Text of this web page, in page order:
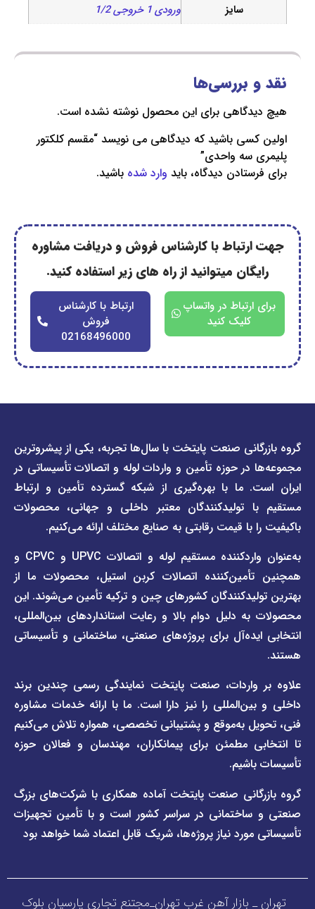
ورودی 1 خروجی 1/2
بررسی‌ها
برای این محصول نوشته نشده است.
باشید که دیدگاهی می نویسد “مقسم کلکتور
سه واحدی”
دیدگاه، باید وارد شدهباشید.
با کارشناس فروش و دریافت مشاوره
میتوانید از راه های زیر استفاده کنید.
ارتباط با کارشناس
02168496000
در واتساپ
کلیک کنید
صنعت پایتخت با سال‌ها تجربه، یکی از پیشروترین
حوزه تأمین و واردات لوله و اتصالات تأسیساتی در
ما با بهره‌گیری از شبکه گسترده تأمین و ارتباط
تولیدکنندگان معتبر داخلی و جهانی، محصولات
با قیمت رقابتی به صنایع مختلف ارائه می‌کنیم.
به‌عنوان واردکننده مستقیم لوله و اتصالات UPVC و CPVC و
اتصالات کربن استیل، محصولات ما از
کشورهای چین و ترکیه تأمین می‌شوند. این
دلیل دوام بالا و رعایت استانداردهای بین‌المللی،
برای پروژه‌های صنعتی، ساختمانی و تأسیساتی
صنعت پایتخت نمایندگی رسمی چندین برند
را نیز دارا است. ما با ارائه خدمات مشاوره
به‌موقع و پشتیبانی تخصصی، همواره تلاش می‌کنیم
مطمئن برای پیمانکاران، مهندسان و فعالان حوزه
صنعت پایتخت آماده همکاری با شرکت‌های بزرگ
در سراسر کشور است و با تأمین تجهیزات
نیاز پروژه‌ها، شریک قابل اعتماد شما خواهد بود
دسترسی
سریع
صفحه
لیست
قیمت
صفحه
برند
پیمتاش
صفحه
برند
فاراب
اطلس
پول
دسترسی
سریع
درباره
ما
قوانین
و
مقررات
وبلاگ
خبری
بازار آهن غرب تهران_مجتنع تجاری پارسیان بلوک